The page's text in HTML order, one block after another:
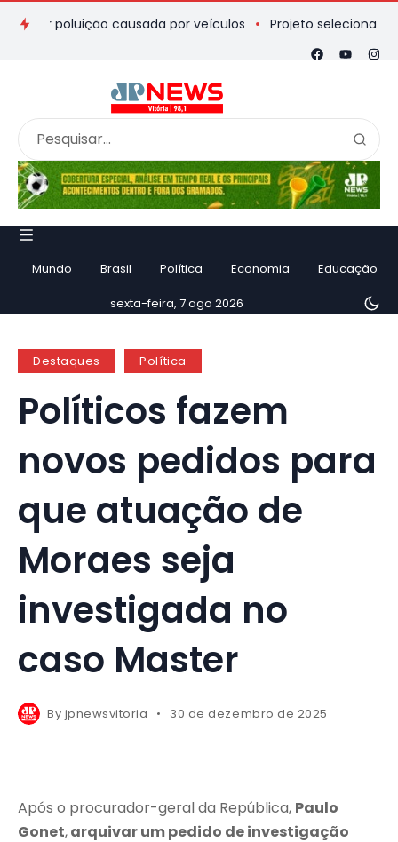
poluição causada por veículos Projeto seleciona quatro
Mundo Brasil Política Economia Educação
sexta-feira, 7 ago 2026
Destaques Política
Políticos fazem
novos pedidos para
que atuação de
Moraes seja
investigada no
caso Master
By jpnewsvitoria 30 de dezembro de 2025
Após o procurador-geral da República, Paulo
Gonet,arquivar um pedido de investigação